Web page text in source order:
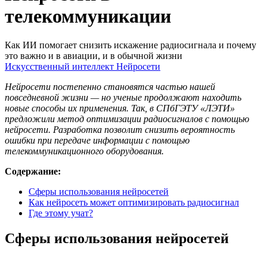
телекоммуникации
Как ИИ помогает снизить искажение радиосигнала и почему
это важно и в авиации, и в обычной жизни
Искусственный интеллект Нейросети
Нейросети постепенно становятся частью нашей
повседневной жизни — но ученые продолжают находить
новые способы их применения. Так, в СПбГЭТУ «ЛЭТИ»
предложили метод оптимизации радиосигналов с помощью
нейросети. Разработка позволит снизить вероятность
ошибки при передаче информации с помощью
телекоммуникационного оборудования.
Содержание:
Сферы использования нейросетей
Как нейросеть может оптимизировать радиосигнал
Где этому учат?
Сферы использования нейросетей